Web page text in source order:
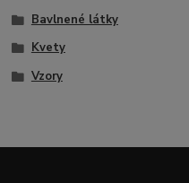
Bavlnené látky
Kvety
Vzory